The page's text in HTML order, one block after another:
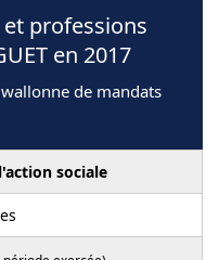
professions
en 2017
de mandats
sociale